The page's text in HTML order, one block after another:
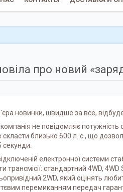
про новий
новинки, швидше за все,
не повідомляє
близько 600 л. с., що
секунди.
електронної системи
трансмісії: стандартний 4WD,
2WD, який оцінять
перемиканням передач